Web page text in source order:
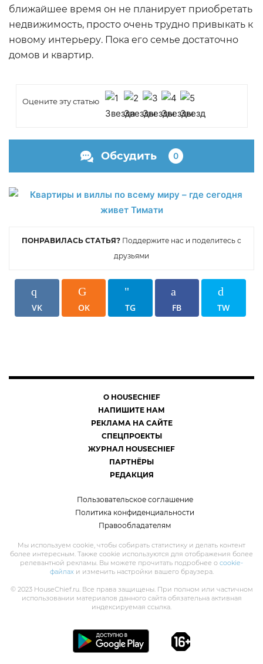
ближайшее время он не планирует приобретать
недвижимость, просто очень трудно привыкать к
новому интерьеру. Пока его семье достаточно
домов и квартир.
Оцените эту статью
Обсудить 0
ПОНРАВИЛАСЬ СТАТЬЯ? Поддержите нас и поделитесь с
друзьями
VK OK TG FB TW
О HOUSECHIEF
НАПИШИТЕ НАМ
РЕКЛАМА НА САЙТЕ
СПЕЦПРОЕКТЫ
ЖУРНАЛ HOUSECHIEF
ПАРТНЁРЫ
РЕДАКЦИЯ
Пользовательское соглашение
Политика конфиденциальности
Правообладателям
Мы используем cookie, чтобы собирать статистику и делать контент
более интересным. Также cookie используются для отображения более
релевантной рекламы. Вы можете прочитать подробнее о cookie-
файлахи изменить настройки вашего браузера.
© 2023 HouseChief.ru. Все права защищены. При полном или частичном
использовании материалов данного сайта обязательна активная
индексируемая ссылка.